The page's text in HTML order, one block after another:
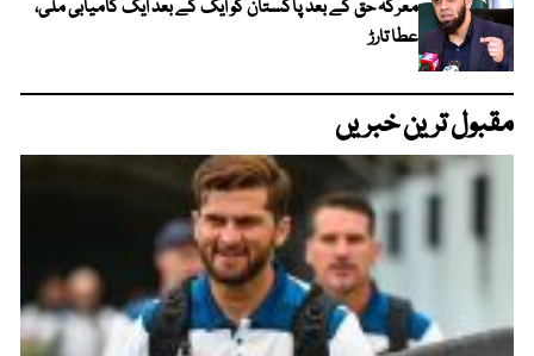
معرکہ حق کے بعد پاکستان کو ایک کے بعد ایک کامیابی ملی،
عطا تارڑ
مقبول ترین خبریں